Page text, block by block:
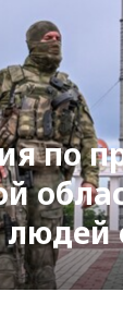
по
людей